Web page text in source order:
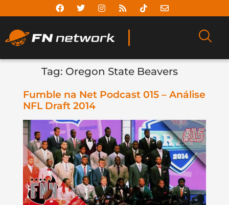
Tag: Oregon State Beavers
Fumble na Net Podcast 015 – Análise
NFL Draft 2014